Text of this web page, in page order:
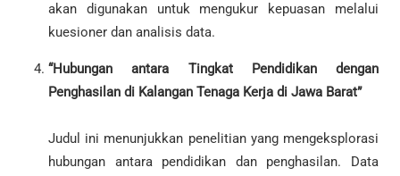
akan digunakan untuk mengukur kepuasan melalui
kuesioner dan analisis data.
“Hubungan antara Tingkat Pendidikan dengan
Penghasilan di Kalangan Tenaga Kerja di Jawa Barat”
Judul ini menunjukkan penelitian yang mengeksplorasi
hubungan antara pendidikan dan penghasilan. Data